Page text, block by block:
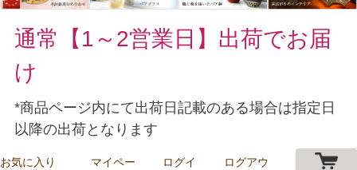
通常【1～2営業日】出荷でお届
け
*商品ページ内にて出荷日記載のある場合は指定日
以降の出荷となります
お気に入り
マイペー
ログイ
ログアウ